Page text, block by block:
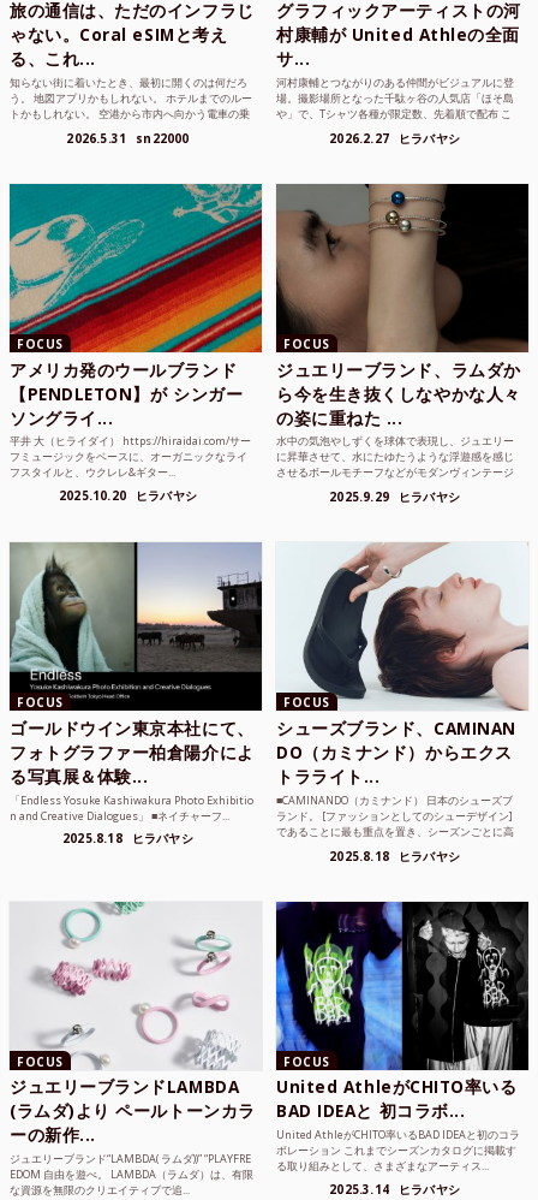
旅の通信は、ただのインフラじ
ゃない。Coral eSIMと考え
る、これ...
知らない街に着いたとき、最初に開くのは何だろ
う。 地図アプリかもしれない。 ホテルまでのルー
トかもしれない。 空港から市内へ向かう電車の乗
2026.5.31 sn22000
グラフィックアーティストの河
村康輔が United Athleの全面
サ...
河村康輔とつながりのある仲間がビジュアルに登
場。撮影場所となった千駄ヶ谷の人気店「ほそ島
や」で、Tシャツ各種が限定数、先着順で配布 こ
2026.2.27 ヒラバヤシ
FOCUS
アメリカ発のウールブランド
【PENDLETON】が シンガー
ソングライ...
平井 大（ヒライダイ） https://hiraidai.com/サー
フミュージックをベースに、オーガニックなライ
フスタイルと、ウクレレ&ギター...
2025.10.20 ヒラバヤシ
FOCUS
ジュエリーブランド、ラムダか
ら今を生き抜くしなやかな人々
の姿に重ねた ...
水中の気泡やしずくを球体で表現し、ジュエリー
に昇華させて、水にたゆたうような浮遊感を感じ
させるボールモチーフなどがモダンヴィンテージ
2025.9.29 ヒラバヤシ
FOCUS
ゴールドウイン東京本社にて、
フォトグラファー柏倉陽介によ
る写真展＆体験...
「Endless Yosuke Kashiwakura Photo Exhibitio
n and Creative Dialogues」 ■ネイチャーフ...
2025.8.18 ヒラバヤシ
FOCUS
シューズブランド、CAMINAN
DO（カミナンド）からエクス
トラライト...
■CAMINANDO（カミナンド） 日本のシューズブ
ランド。 [ファッションとしてのシューデザイン]
であることに最も重点を置き、シーズンごとに高
2025.8.18 ヒラバヤシ
FOCUS
ジュエリーブランドLAMBDA
(ラムダ)より ペールトーンカラ
ーの新作...
ジュエリーブランド“LAMBDA( ラムダ))” “PLAYFRE
EDOM 自由を遊べ。 LAMBDA（ラムダ）は、有限
な資源を無限のクリエイティブで追...
FOCUS
United AthleがCHITO率いる
BAD IDEAと 初コラボ...
United AthleがCHITO率いるBAD IDEAと初のコラ
ボレーション これまでシーズンカタログに掲載す
る取り組みとして、さまざまなアーティス...
2025.3.14 ヒラバヤシ